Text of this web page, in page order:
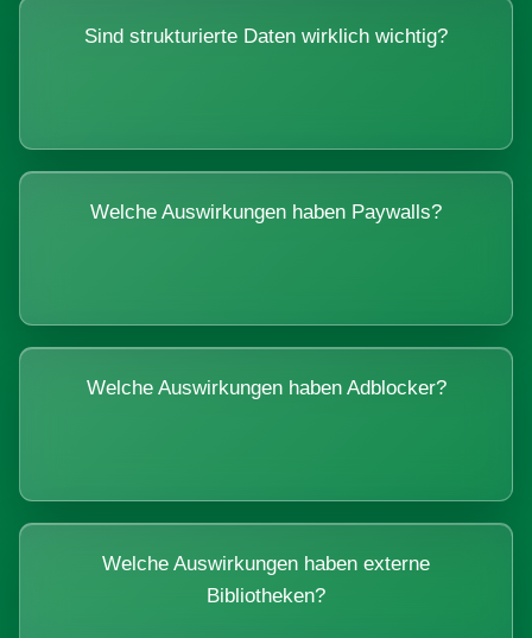
Sind strukturierte Daten wirklich wichtig?
Welche Auswirkungen haben Paywalls?
Welche Auswirkungen haben Adblocker?
Welche Auswirkungen haben externe
Bibliotheken?